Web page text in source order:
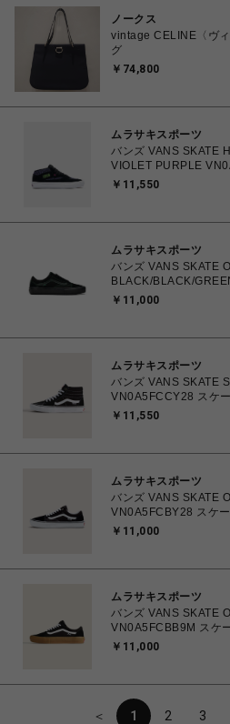
ノークス
vintage CELINE〈ヴ
グ
￥74,800
ムラサキスポーツ
バンズ VANS SKATE
VIOLET PURPLE
ャブ 26.0cm～28.0㎝
￥11,550
ムラサキスポーツ
バンズ VANS SKATE
BLACK/BLACK/
ールドスクール 26.0cm～28.0㎝ スニーカー メンズ シ
￥11,000
ムラサキスポーツ
バンズ VANS SKATE
VN0A5FCCY28 スケート スケ
㎝ スニーカー メンズ
￥11,550
ムラサキスポーツ
バンズ VANS SKATE
VN0A5FCBY28 スケ
23.5㎝～28.0㎝ スニ
￥11,000
ムラサキスポーツ
バンズ VANS SKATE
VN0A5FCBB9M スケ
23.5㎝～28.0㎝ スニ
￥11,000
＜ 1 2 3